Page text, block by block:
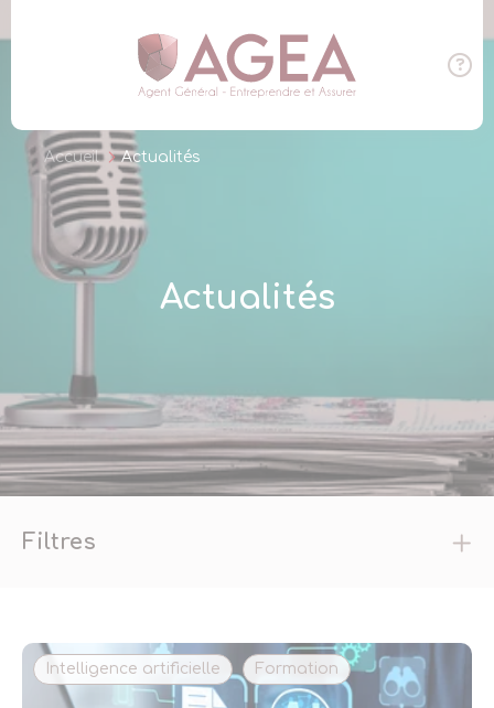
Accueil Actualités
Actualités
Filtres
Intelligence artificielle Formation